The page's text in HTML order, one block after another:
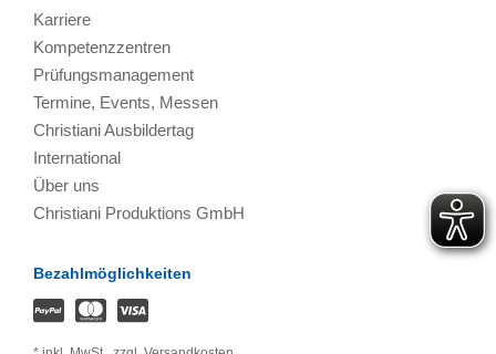
Karriere
Kompetenzzentren
Prüfungsmanagement
Termine, Events, Messen
Christiani Ausbildertag
International
Über uns
Christiani Produktions GmbH
Bezahlmöglichkeiten